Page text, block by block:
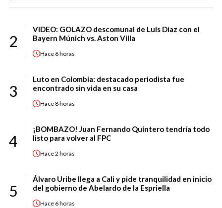
2
VIDEO: GOLAZO descomunal de Luis Díaz con el
Bayern Múnich vs. Aston Villa
Hace 6 horas
3
Luto en Colombia: destacado periodista fue
encontrado sin vida en su casa
Hace8 horas
4
¡BOMBAZO! Juan Fernando Quintero tendría todo
listo para volver al FPC
Hace2 horas
5
Álvaro Uribe llega a Cali y pide tranquilidad en inicio
del gobierno de Abelardo de la Espriella
Hace 6 horas